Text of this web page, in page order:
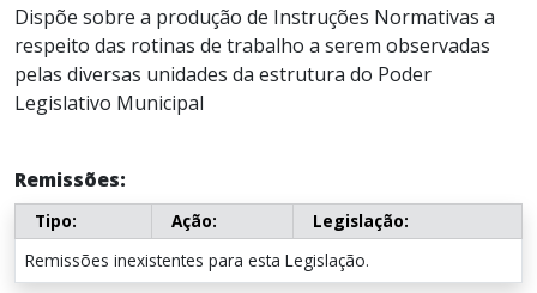
Dispõe sobre a produção de Instruções Normativas a
respeito das rotinas de trabalho a serem observadas
pelas diversas unidades da estrutura do Poder
Legislativo Municipal
Remissões:
Tipo: Ação:
Legislação:
Remissões inexistentes para esta Legislação.